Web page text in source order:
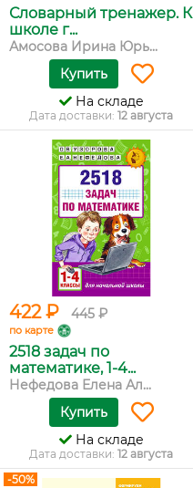
Словарный тренажер. К
школе г...
Амосова Ирина Юрь...
Купить
На складе
Дата доставки: 12 августа
422 ₽ 445 ₽
по карте
2518 задач по
математике, 1-4...
Нефедова Елена Ал...
Купить
На складе
Дата доставки: 12 августа
-50%